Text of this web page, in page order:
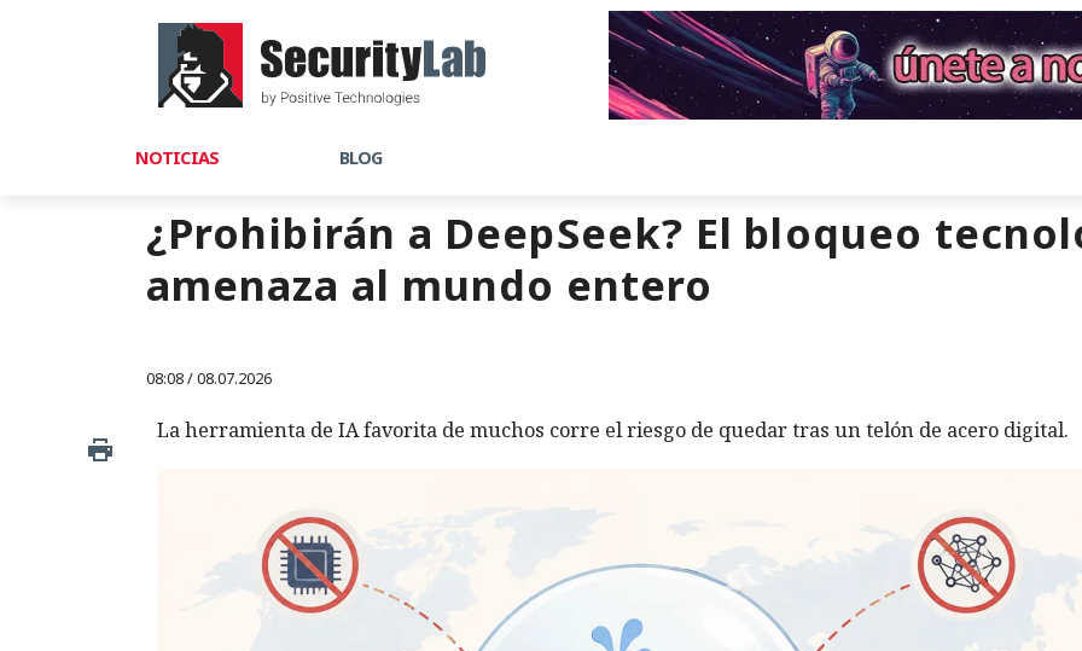
NOTICIAS BLOG
¿Prohibirán a DeepSeek? El bloqueo
amenaza al mundo entero
08:08 / 08.07.2026
La herramienta de IA favorita de muchos corre el riesgo de quedar tras un telón de acero digital.